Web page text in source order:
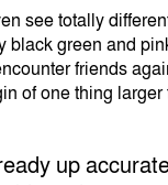
see totally
black green and
friends
of one thing
up